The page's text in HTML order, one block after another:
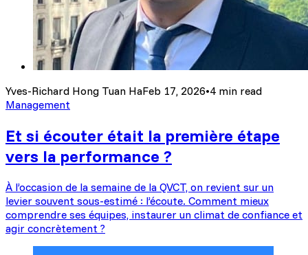
Yves-Richard Hong Tuan HaFeb 17, 2026•4 min read
Management
Et si écouter était la première étape
vers la performance ?
À l’occasion de la semaine de la QVCT, on revient sur un
levier souvent sous-estimé : l’écoute. Comment mieux
comprendre ses équipes, instaurer un climat de confiance et
agir concrètement ?